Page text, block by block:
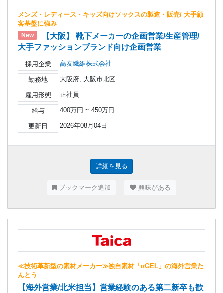
メンズ・レディース・キッズ向けソックスの製造・販売/ 大手顧
客基盤に強み
New
【大阪】 靴下メーカーの企画営業/生産管理/
大手ファッションブランド向け企画営業
採用企業 高友繊維株式会社
勤務地 大阪府, 大阪市北区
雇用形態 正社員
給与 400万円 ~ 450万円
更新日 2026年08月04日
詳細を見る
ブックマーク追加 興味がある
≪技術革新型の素材メーカー≫独自素材「αGEL」の海外営業た
んとう
【海外営業/北米担当】営業経験のある第二新卒も歓